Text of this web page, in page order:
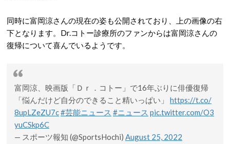
同時に富岡涼さんの現在の姿も公開されており、上の画像の右
下となります。Dr.コトー診療所のファンからは富岡涼さんの
復帰について喜んでいるようです。
富岡涼、映画版「Ｄｒ．コトー」で16年ぶりに俳優復帰
「悩んだけど自分のできること精いっぱい」 https://t.co/
8upLZeZU7c#芸能ニュース #ニュース pic.twitter.com/O3
yuCSkp6C
— スポーツ報知 (@SportsHochi) August 25, 2022